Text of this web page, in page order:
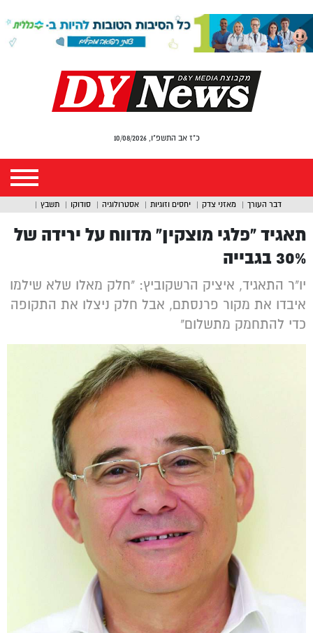
כ"ז אב התשפ"ו, 10/08/2026
דבר העורך מאזני צדק יחסים וזוגיות אסטרולוגיה סודוקו תשבץ
תאגיד “פלגי מוצקין” מדווח על ירידה של
30% בגבייה
יו"ר התאגיד, איציק הרשקוביץ: "חלק מאלו שלא שילמו
איבדו את מקור פרנסתם, אבל חלק ניצלו את התקופה
כדי להתחמק מתשלום"